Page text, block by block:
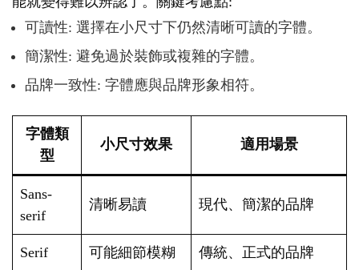
可讀性: 選擇在小尺寸下仍然清晰可讀的字體。
簡潔性: 避免過於裝飾或複雜的字體。
品牌一致性: 字體應與品牌形象相符。
字體類
型
小尺寸效果 適用場景
Sans-
serif
清晰易讀 現代、簡潔的品牌
Serif 可能細節模糊 傳統、正式的品牌